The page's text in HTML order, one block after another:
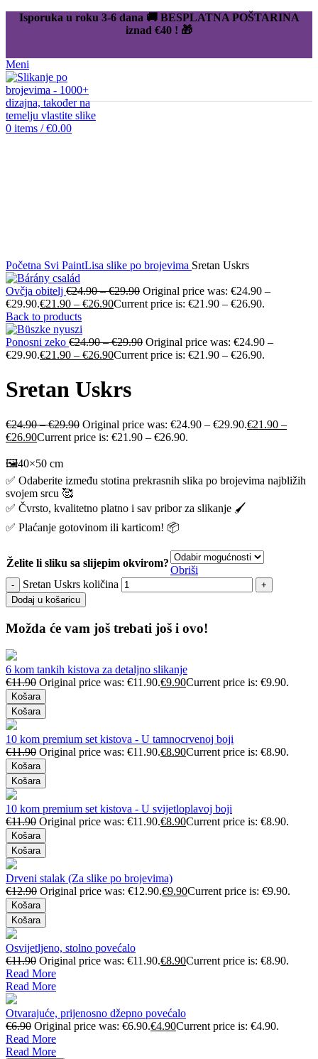
Isporuka u roku 3-6 dana 🚚 BESPLATNA POŠTARINA
iznad €40 ! 🎁
Meni
0 items / €0.00
-12%
Početna Svi PaintLisa slike po brojevima Sretan Uskrs
Ovčja obitelj €24.90–€29.90 Original price was: €24.90 –
€29.90.€21.90 – €26.90Current price is: €21.90 – €26.90.
Back to products
Ponosni zeko €24.90–€29.90 Original price was: €24.90 –
€29.90.€21.90 – €26.90Current price is: €21.90 – €26.90.
Sretan Uskrs
€24.90–€29.90 Original price was: €24.90 – €29.90.€21.90 –
€26.90Current price is: €21.90 – €26.90.
🖼️40×50 cm
✅ Odaberite između stotina prekrasnih slika po brojevima najbližih
svojem srcu 🥰
✅ Čvrsto, kvalitetno platno i sav pribor za slikanje 🖌️
✅ Plaćanje gotovinom ili karticom! 📦
Želite li sliku sa slijepim okvirom?
Obriši
Sretan Uskrs količina
Dodaj u košaricu
Možda će vam još trebati još i ovo!
6 kom tankih kistova za detaljno slikanje
€11.90 Original price was: €11.90.€9.90Current price is: €9.90.
Košara
Košara
10 kom premium set kistova - U tamnocrvenoj boji
€11.90 Original price was: €11.90.€8.90Current price is: €8.90.
Košara
Košara
10 kom premium set kistova - U svijetloplavoj boji
€11.90 Original price was: €11.90.€8.90Current price is: €8.90.
Košara
Košara
Drveni stalak (Za slike po brojevima)
€12.90 Original price was: €12.90.€9.90Current price is: €9.90.
Košara
Košara
Osvijetljeno, stolno povećalo
€11.90 Original price was: €11.90.€8.90Current price is: €8.90.
Read More
Read More
Otvarajuće, prijenosno džepno povećalo
€6.90 Original price was: €6.90.€4.90Current price is: €4.90.
Read More
Read More